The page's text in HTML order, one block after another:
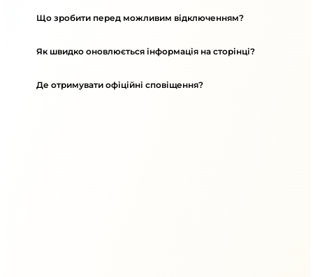
Що зробити перед можливим відключенням?
Як швидко оновлюється інформація на сторінці?
Де отримувати офіційні сповіщення?